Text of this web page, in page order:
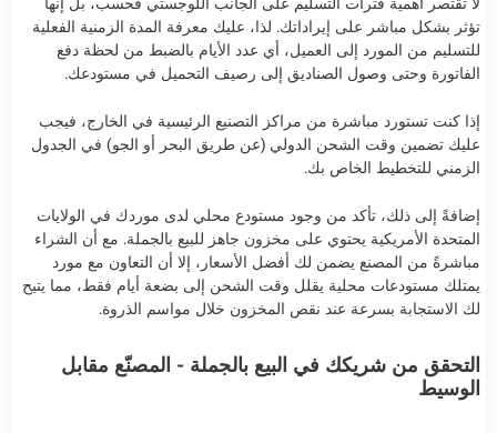
تؤثر بشكل مباشر على إيراداتك. لذا، عليك معرفة المدة الزمنية الفعلية
للتسليم من المورد إلى العميل، أي عدد الأيام بالضبط من لحظة دفع
الفاتورة وحتى وصول الصناديق إلى رصيف التحميل في مستودعك.
إذا كنت تستورد مباشرة من مراكز التصنيع الرئيسية في الخارج، فيجب
عليك تضمين وقت الشحن الدولي (عن طريق البحر أو الجو) في الجدول
الزمني للتخطيط الخاص بك.
إضافةً إلى ذلك، تأكد من وجود مستودع محلي لدى موردك في الولايات
المتحدة الأمريكية يحتوي على مخزون جاهز للبيع بالجملة. مع أن الشراء
مباشرةً من المصنع يضمن لك أفضل الأسعار، إلا أن التعاون مع مورد
يمتلك مستودعات محلية يقلل وقت الشحن إلى بضعة أيام فقط، مما يتيح
لك الاستجابة بسرعة عند نقص المخزون خلال مواسم الذروة.
التحقق من شريكك في البيع بالجملة - المصنّع مقابل
الوسيط